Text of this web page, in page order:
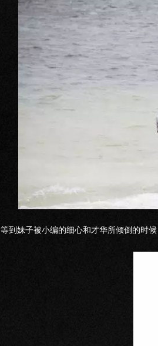
等到妹子被小编的细心和才华所倾倒的时